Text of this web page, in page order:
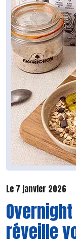
Le 7 janvier 2026
réveille